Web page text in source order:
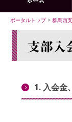
ポータルトップ> 群馬西
1. 入会金